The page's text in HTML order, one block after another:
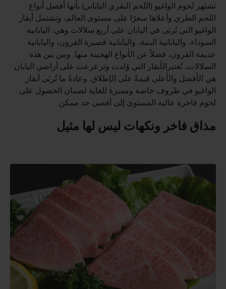
تشتهر لحوم الواغيو (اللحم البقري الياباني) بأنها أفضل أنواع
اللحم الطري وأعلاها سعرًا على مستوى العالم، وتشتمل أبقار
الواغيو التي تُربَى في اليابان على أربع سلالات وهي: اليابانية
السوداء، واليابانية البنية، واليابانية قصيرة القرون، واليابانية
عديمة القرون، فضلاً عن الأنواع الهجينة منها. ومن بين هذه
السلالات، تُعتبرالأبقار التي وُلدت وترعرعت على أراضي اليابان
هي الأفضل والأعلى قيمةً على الإطلاق. وعادةً ما تُربَى أبقار
الواغيو في ظروف خاصة ومميزة للغاية لضمان الحصول على
لحوم فاخرة عالية المستوى إلى أقصى حد ممكن.
مذاق فاخر ونكهات ليس لها مثيل